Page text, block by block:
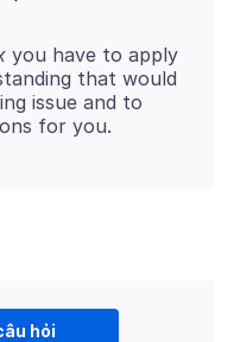
you have to apply
that would
issue and to
hỏi